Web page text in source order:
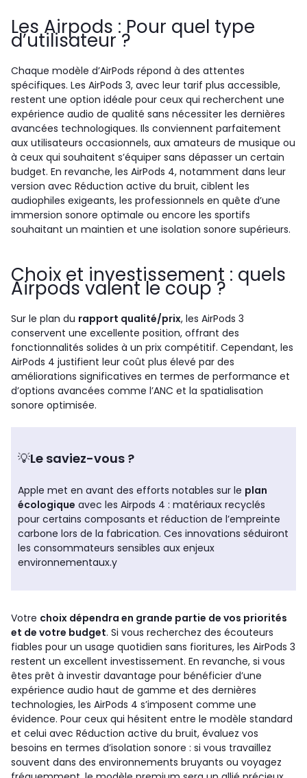
Les Airpods : Pour quel type
d’utilisateur ?
Chaque modèle d’AirPods répond à des attentes
spécifiques. Les AirPods 3, avec leur tarif plus accessible,
restent une option idéale pour ceux qui recherchent une
expérience audio de qualité sans nécessiter les dernières
avancées technologiques. Ils conviennent parfaitement
aux utilisateurs occasionnels, aux amateurs de musique ou
à ceux qui souhaitent s’équiper sans dépasser un certain
budget. En revanche, les AirPods 4, notamment dans leur
version avec Réduction active du bruit, ciblent les
audiophiles exigeants, les professionnels en quête d’une
immersion sonore optimale ou encore les sportifs
souhaitant un maintien et une isolation sonore supérieurs.
Choix et investissement : quels
Airpods valent le coup ?
Sur le plan du rapport qualité/prix, les AirPods 3
conservent une excellente position, offrant des
fonctionnalités solides à un prix compétitif. Cependant, les
AirPods 4 justifient leur coût plus élevé par des
améliorations significatives en termes de performance et
d’options avancées comme l’ANC et la spatialisation
sonore optimisée.
💡Le saviez-vous ?
Apple met en avant des efforts notables sur le plan
écologique avec les Airpods 4 : matériaux recyclés
pour certains composants et réduction de l’empreinte
carbone lors de la fabrication. Ces innovations séduiront
les consommateurs sensibles aux enjeux
environnementaux.y
Votre choix dépendra en grande partie de vos priorités
et de votre budget. Si vous recherchez des écouteurs
fiables pour un usage quotidien sans fioritures, les AirPods 3
restent un excellent investissement. En revanche, si vous
êtes prêt à investir davantage pour bénéficier d’une
expérience audio haut de gamme et des dernières
technologies, les AirPods 4 s’imposent comme une
évidence. Pour ceux qui hésitent entre le modèle standard
et celui avec Réduction active du bruit, évaluez vos
besoins en termes d’isolation sonore : si vous travaillez
souvent dans des environnements bruyants ou voyagez